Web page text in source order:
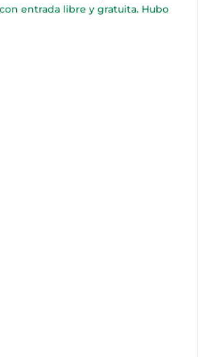
entrada libre y gratuita. Hubo